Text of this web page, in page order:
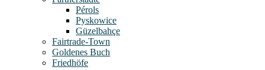
Pérols
Pyskowice
Güzelbahçe
Fairtrade-Town
Goldenes Buch
Friedhöfe